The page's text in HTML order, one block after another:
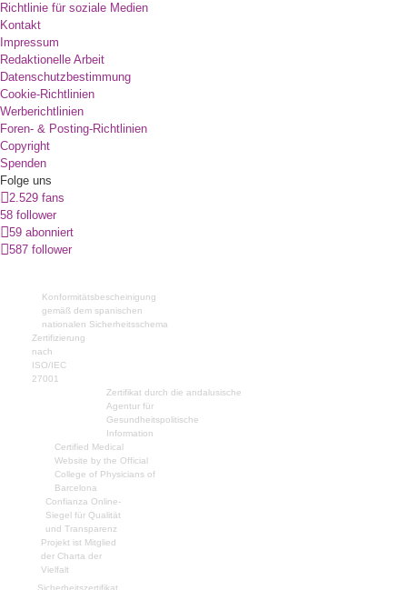
Richtlinie für soziale Medien
Kontakt
Impressum
Redaktionelle Arbeit
Datenschutzbestimmung
Cookie-Richtlinien
Werberichtlinien
Foren- & Posting-Richtlinien
Copyright
Spenden
Folge uns
2.529 fans
58 follower
59 abonniert
587 follower
Konformitätsbescheinigung
gemäß dem spanischen
nationalen Sicherheitsschema
Zertifizierung
nach
ISO/IEC
27001
Zertifikat durch die andalusische
Agentur für
Gesundheitspolitische
Information
Certified Medical
Website by the Official
College of Physicians of
Barcelona
Confianza Online-
Siegel für Qualität
und Transparenz
Projekt ist Mitglied
der Charta der
Vielfalt